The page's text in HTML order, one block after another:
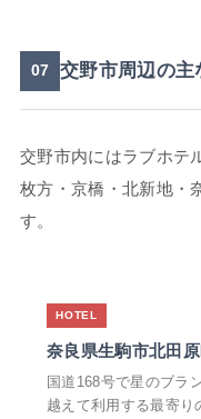
07 交野市周辺の主
交野市内にはラブホテ
枚方・京橋・北新地・
す。
奈良県生駒市北田
国道168号で星のブラ
越えて利用する最寄